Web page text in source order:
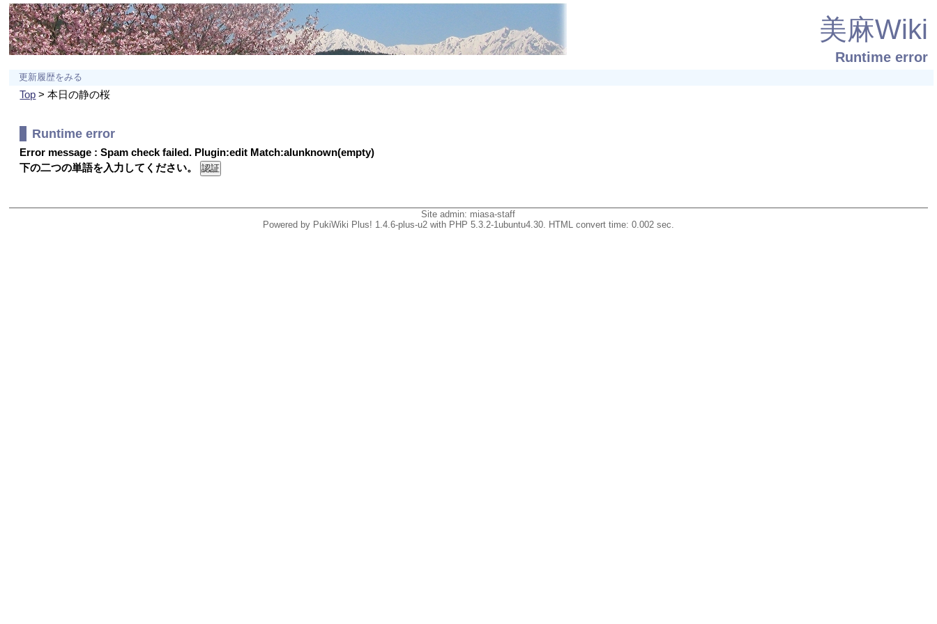
美麻Wiki
Runtime error
更新履歴をみる
Top > 本日の静の桜
Runtime error
Error message : Spam check failed. Plugin:edit Match:alunknown(empty)
下の二つの単語を入力してください。
Site admin: miasa-staff
Powered by PukiWiki Plus! 1.4.6-plus-u2 with PHP 5.3.2-1ubuntu4.30. HTML convert time: 0.002 sec.